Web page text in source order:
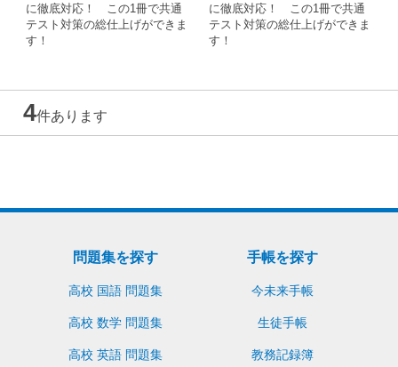
に徹底対応！ この1冊で共通
テスト対策の総仕上げができま
す！
に徹底対応！ この1冊で共通
テスト対策の総仕上げができま
す！
4件あります
問題集を探す
高校 国語 問題集
高校 数学 問題集
高校 英語 問題集
手帳を探す
今未来手帳
生徒手帳
教務記録簿